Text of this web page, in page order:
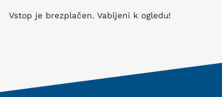
Vstop je brezplačen. Vabljeni k ogledu!